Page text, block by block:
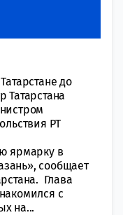
до
Татарстана
РТ
ярмарку в
сообщает
Глава
с
на...